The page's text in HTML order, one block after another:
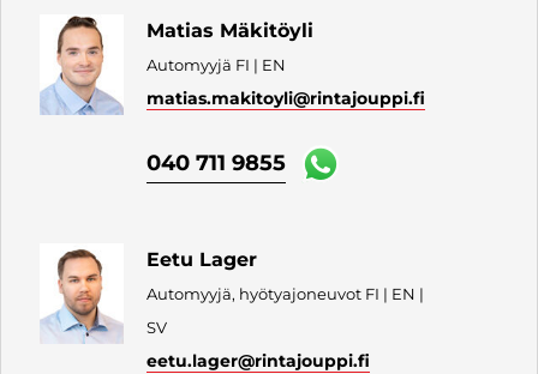
Matias Mäkitöyli
Automyyjä FI | EN
matias.makitoyli@rintajouppi.fi
040 711 9855
Eetu Lager
Automyyjä, hyötyajoneuvot FI | EN |
SV
eetu.lager@rintajouppi.fi